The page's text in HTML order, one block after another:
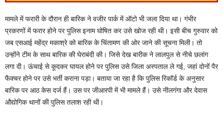
मामले में फरारी के दौरान ही बारिक ने वजीर पार्क में ऑटो भी जला दिया था। गंभीर
प्रकरणों में फरार होने पर पुलिस इनाम घोषित कर उसे खोज रही थी। इसी बीच गुरुवार को
जब एसआई महेंद्र मकाश्रे को बारिक के चिंतामण की ओर जाने की सूचना मिली। तो
उन्होंने टीम के साथ बारिक की घेराबंदी की। जिसे देख बारीक ने लालपुल से नीचे छलांग
लगा दी। ऊंचाई से कूदकर घायल होने पर पुलिस उसे जिला अस्पताल ले गई, जहां दोनों पैर
फैक्चर होने पर उसे भर्ती कराना पड़ा। बताया जा रहा है कि पुलिस रिकॉर्ड के अनुसार
बारिक पर आठ केस दर्ज हैं। उस पर जीआरपी में भी मामले हैं। उसे नीलगंगा और देवास
औद्योगिक थानों की पुलिस तलाश रही थी।